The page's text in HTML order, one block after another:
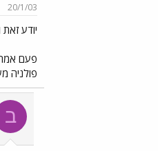
20/1/03
יודע
פעם
פולניה
ב